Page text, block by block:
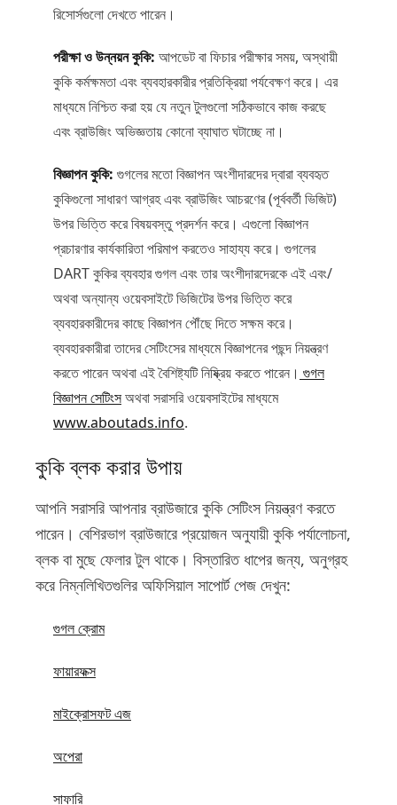
রিসোর্সগুলো দেখতে পারেন।
পরীক্ষা ও উন্নয়ন কুকি: আপডেট বা ফিচার পরীক্ষার সময়, অস্থায়ী
কুকি কর্মক্ষমতা এবং ব্যবহারকারীর প্রতিক্রিয়া পর্যবেক্ষণ করে। এর
মাধ্যমে নিশ্চিত করা হয় যে নতুন টুলগুলো সঠিকভাবে কাজ করছে
এবং ব্রাউজিং অভিজ্ঞতায় কোনো ব্যাঘাত ঘটাচ্ছে না।
বিজ্ঞাপন কুকি: গুগলের মতো বিজ্ঞাপন অংশীদারদের দ্বারা ব্যবহৃত
কুকিগুলো সাধারণ আগ্রহ এবং ব্রাউজিং আচরণের (পূর্ববর্তী ভিজিট)
উপর ভিত্তি করে বিষয়বস্তু প্রদর্শন করে। এগুলো বিজ্ঞাপন
প্রচারণার কার্যকারিতা পরিমাপ করতেও সাহায্য করে। গুগলের
DART কুকির ব্যবহার গুগল এবং তার অংশীদারদেরকে এই এবং/
অথবা অন্যান্য ওয়েবসাইটে ভিজিটের উপর ভিত্তি করে
ব্যবহারকারীদের কাছে বিজ্ঞাপন পৌঁছে দিতে সক্ষম করে।
ব্যবহারকারীরা তাদের সেটিংসের মাধ্যমে বিজ্ঞাপনের পছন্দ নিয়ন্ত্রণ
করতে পারেন অথবা এই বৈশিষ্ট্যটি নিষ্ক্রিয় করতে পারেন। গুগল
বিজ্ঞাপন সেটিংসঅথবা সরাসরি ওয়েবসাইটের মাধ্যমে
www.aboutads.info.
কুকি ব্লক করার উপায়
আপনি সরাসরি আপনার ব্রাউজারে কুকি সেটিংস নিয়ন্ত্রণ করতে
পারেন। বেশিরভাগ ব্রাউজারে প্রয়োজন অনুযায়ী কুকি পর্যালোচনা,
ব্লক বা মুছে ফেলার টুল থাকে। বিস্তারিত ধাপের জন্য, অনুগ্রহ
করে নিম্নলিখিতগুলির অফিসিয়াল সাপোর্ট পেজ দেখুন:
গুগল ক্রোম
ফায়ারফক্স
মাইক্রোসফট এজ
অপেরা
সাফারি